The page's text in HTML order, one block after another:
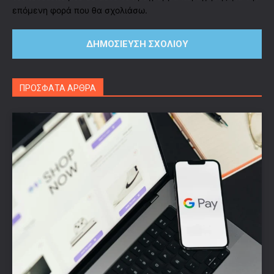
επόμενη φορά που θα σχολιάσω.
ΠΡΟΣΦΑΤΑ ΑΡΘΡΑ